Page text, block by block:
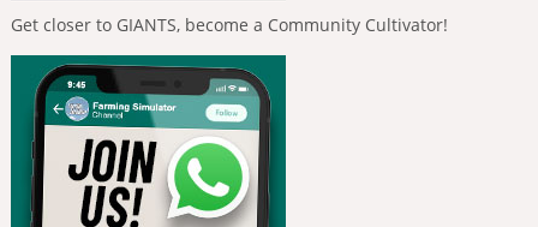
Get closer to GIANTS, become a Community Cultivator!